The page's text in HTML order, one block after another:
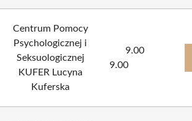
Centrum Pomocy
Psychologicznej i
Seksuologicznej
KUFER Lucyna
Kuferska
9.00
9.00